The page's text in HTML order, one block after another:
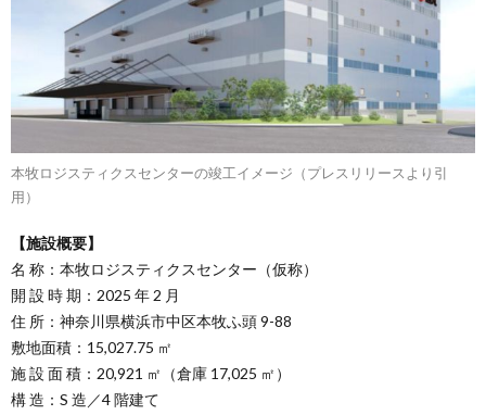
本牧ロジスティクスセンターの竣工イメージ（プレスリリースより引
用）
【施設概要】
名 称：本牧ロジスティクスセンター（仮称）
開 設 時 期：2025 年 2 月
住 所：神奈川県横浜市中区本牧ふ頭 9-88
敷地面積：15,027.75 ㎡
施 設 面 積：20,921 ㎡（倉庫 17,025 ㎡）
構 造：S 造／4 階建て